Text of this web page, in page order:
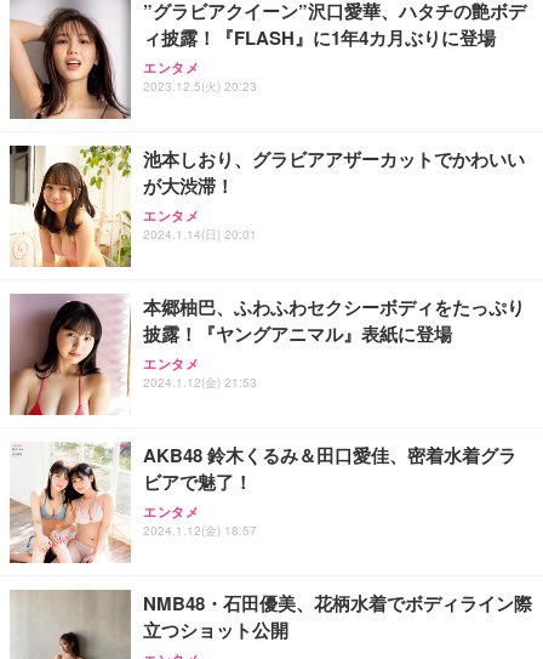
務用 おしゃれ パソコンチェア (ブラック)
Sezlife オフィスチェア デスクチェア 疲れない テレ
ワーク チェア 強化バックレスト 30度ロッキング機
能 人間工学 椅子 腰サポート 90度跳ね上げ式アーム
務用 おしゃれ パソコンチェア (ホワイト)
ANDWINT オフィスチェア デスクチェア 肘なし メ
ッシュ 通気性 ランバーサポート付き 腰サポート ガ
ス圧無段階昇降 360度回転 キャスター付き コンパク
【整備済み品】Dell E2724HS 27インチ 液晶モニタ
ー フルHD（1920×1080）VA 非光沢 HDMI/DisplayP
ort/VGA スピーカー内蔵 高さ調整 スイベル VESA対
【MiniLED/24.5inch/280Hz/FHD】GRAPHT THE S
HOOTER Gaming Monitor 24” Essential ゲーミン
グモニター QD 24.5インチ 1ms FHD 量子ドット 残
Smart Basic(スマートベーシック) 【Amazon.co.jp
限定】 Smart Basic アイリスオーヤマ ペットシーツ
超厚型 お徳用 ワイド 100枚入 (x 1) (ケース販売)
アイリスオーヤマ ペットシーツ 超厚型 お徳用 レギ
ュラー 200枚入【Amazon.co.jp限定】
”グラビアクイーン”沢口愛華、ハタチの艶ボデ
ィ披露！『FLASH』に1年4カ月ぶりに登場
エンタメ
2023.12.5(火) 20:23
池本しおり、グラビアアザーカットでかわいい
が大渋滞！
エンタメ
2024.1.14(日) 20:01
本郷柚巴、ふわふわセクシーボディをたっぷり
披露！『ヤングアニマル』表紙に登場
エンタメ
2024.1.12(金) 21:53
AKB48 鈴木くるみ＆田口愛佳、密着水着グラ
ビアで魅了！
エンタメ
2024.1.12(金) 18:57
NMB48・石田優美、花柄水着でボディライン際
立つショット公開